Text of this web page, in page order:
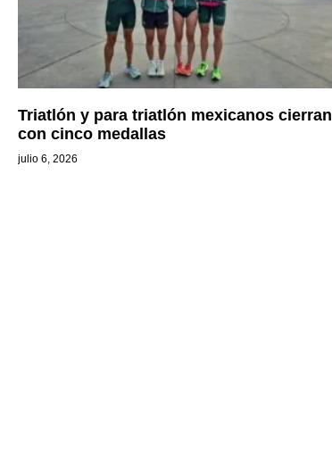
Triatlón y para triatlón mexicanos cierran
con cinco medallas
julio 6, 2026